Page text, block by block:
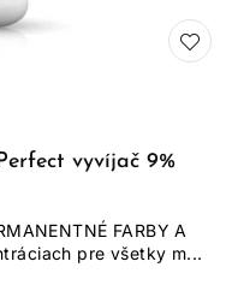
vyvíjač 9%
FARBY A
pre všetky m...